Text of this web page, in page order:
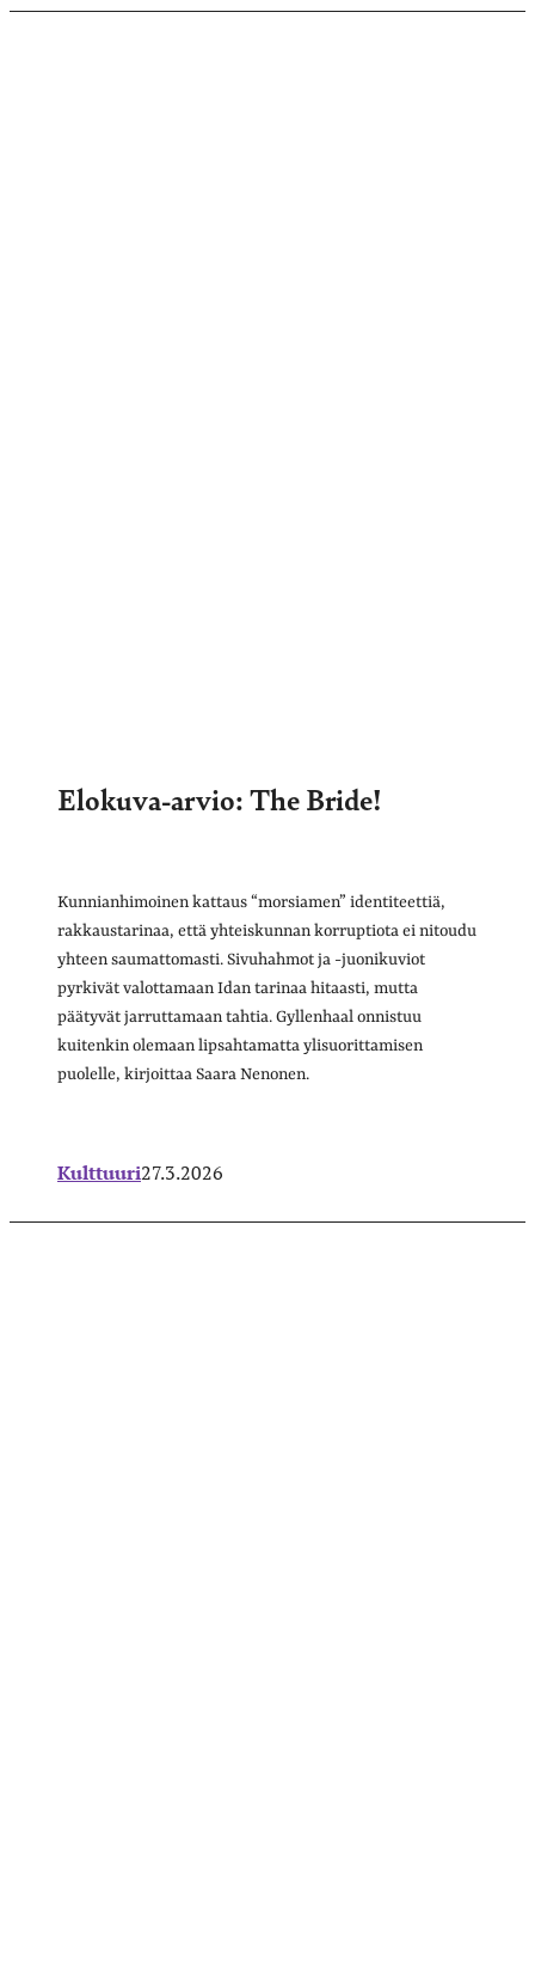
Elokuva-arvio: The Bride!
Kunnianhimoinen kattaus “morsiamen” identiteettiä,
rakkaustarinaa, että yhteiskunnan korruptiota ei nitoudu
yhteen saumattomasti. Sivuhahmot ja -juonikuviot
pyrkivät valottamaan Idan tarinaa hitaasti, mutta
päätyvät jarruttamaan tahtia. Gyllenhaal onnistuu
kuitenkin olemaan lipsahtamatta ylisuorittamisen
puolelle, kirjoittaa Saara Nenonen.
Kulttuuri27.3.2026